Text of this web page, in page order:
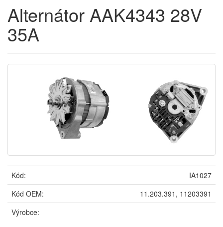
Alternátor AAK4343 28V
35A
Kód:
IA1027
Kód OEM:
11.203.391, 11203391
Výrobce: